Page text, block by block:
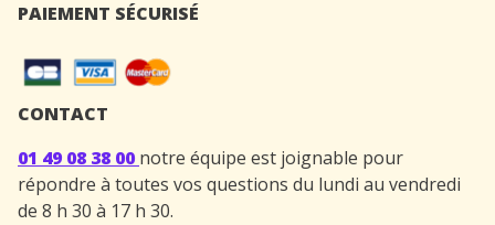
PAIEMENT SÉCURISÉ
CONTACT
01 49 08 38 00 notre équipe est joignable pour
répondre à toutes vos questions du lundi au vendredi
de 8 h 30 à 17 h 30.